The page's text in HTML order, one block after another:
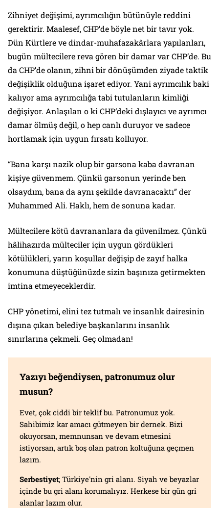
Zihniyet değişimi, ayrımcılığın bütünüyle reddini
gerektirir. Maalesef, CHP’de böyle net bir tavır yok.
Dün Kürtlere ve dindar-muhafazakârlara yapılanları,
bugün mültecilere reva gören bir damar var CHP’de. Bu
da CHP’de olanın, zihni bir dönüşümden ziyade taktik
değişiklik olduğuna işaret ediyor. Yani ayrımcılık baki
kalıyor ama ayrımcılığa tabi tutulanların kimliği
değişiyor. Anlaşılan o ki CHP’deki dışlayıcı ve ayrımcı
damar ölmüş değil, o hep canlı duruyor ve sadece
hortlamak için uygun fırsatı kolluyor.
“Bana karşı nazik olup bir garsona kaba davranan
kişiye güvenmem. Çünkü garsonun yerinde ben
olsaydım, bana da aynı şekilde davranacaktı” der
Muhammed Ali. Haklı, hem de sonuna kadar.
Mültecilere kötü davrananlara da güvenilmez. Çünkü
hâlihazırda mülteciler için uygun gördükleri
kötülükleri, yarın koşullar değişip de zayıf halka
konumuna düştüğünüzde sizin başınıza getirmekten
imtina etmeyeceklerdir.
CHP yönetimi, elini tez tutmalı ve insanlık dairesinin
dışına çıkan belediye başkanlarını insanlık
sınırlarına çekmeli. Geç olmadan!
Yazıyı beğendiysen, patronumuz olur
musun?
Evet, çok ciddi bir teklif bu. Patronumuz yok.
Sahibimiz kar amacı gütmeyen bir dernek. Bizi
okuyorsan, memnunsan ve devam etmesini
istiyorsan, artık boş olan patron koltuğuna geçmen
lazım.
Serbestiyet; Türkiye'nin gri alanı. Siyah ve beyazlar
içinde bu gri alanı korumalıyız. Herkese bir gün gri
alanlar lazım olur.